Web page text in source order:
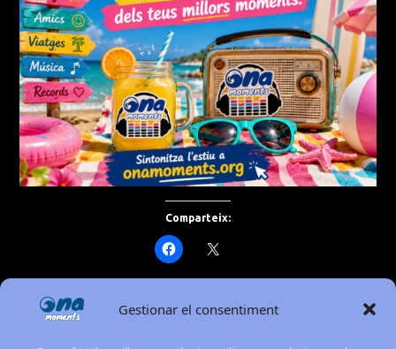
Gestionar el consentiment
Comparteix: